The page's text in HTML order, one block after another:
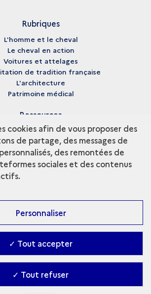
Rubriques
L'homme et le cheval
Le cheval en action
Voitures et attelages
de tradition française
L'architecture
Patrimoine médical
Ressources
Médiathèque
Glossaire
Archives
Crédits
Accessibilité : partiellement conforme
cookies
- Ministère de la Culture
cookies afin de vous proposer des
de partage, des messages de
des remontées de
sociales et des contenus
Personnaliser
✓ Tout accepter
✓ Tout refuser